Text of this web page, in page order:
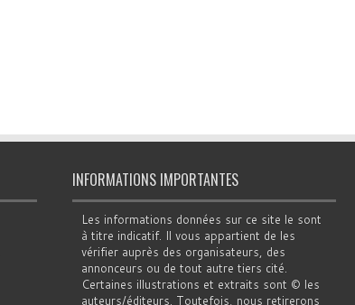
INFORMATIONS IMPORTANTES
Les informations données sur ce site le sont
à titre indicatif. Il vous appartient de les
vérifier auprès des organisateurs, des
annonceurs ou de tout autre tiers cité.
Certaines illustrations et extraits sont © les
auteurs/éditeurs. Toutefois, nous retirerons